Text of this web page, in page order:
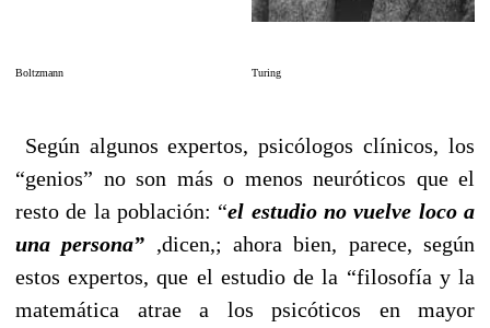
Boltzmann Turing
Según algunos expertos, psicólogos clínicos, los
“genios” no son más o menos neuróticos que el
resto de la población: “el estudio no vuelve loco a
una persona” ,dicen,; ahora bien, parece, según
estos expertos, que el estudio de la “filosofía y la
matemática atrae a los psicóticos en mayor